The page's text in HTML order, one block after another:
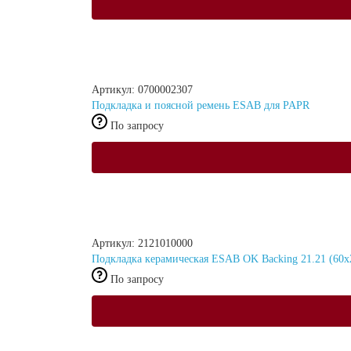
Артикул: 0700002307
Подкладка и поясной ремень ESAB для PAPR
По запросу
Артикул: 2121010000
Подкладка керамическая ESAB OK Backing 21.21
По запросу